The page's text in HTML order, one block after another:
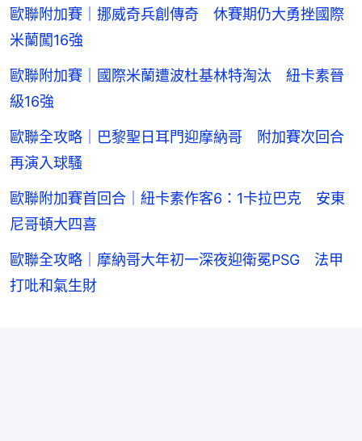
歐聯附加賽｜挪威奇兵創傳奇 休賽期仍大勇挫國際
米蘭闖16強
歐聯附加賽｜國際米蘭遭波杜基林特淘汰 紐卡素晉
級16強
歐聯全攻略｜巴黎聖日耳門迎摩納哥 附加賽次回合
再演入球騷
歐聯附加賽首回合｜紐卡素作客6：1卡拉巴克 安東
尼哥頓大四喜
歐聯全攻略｜摩納哥大年初一深夜迎衛冕PSG 法甲
打吡和氣生財